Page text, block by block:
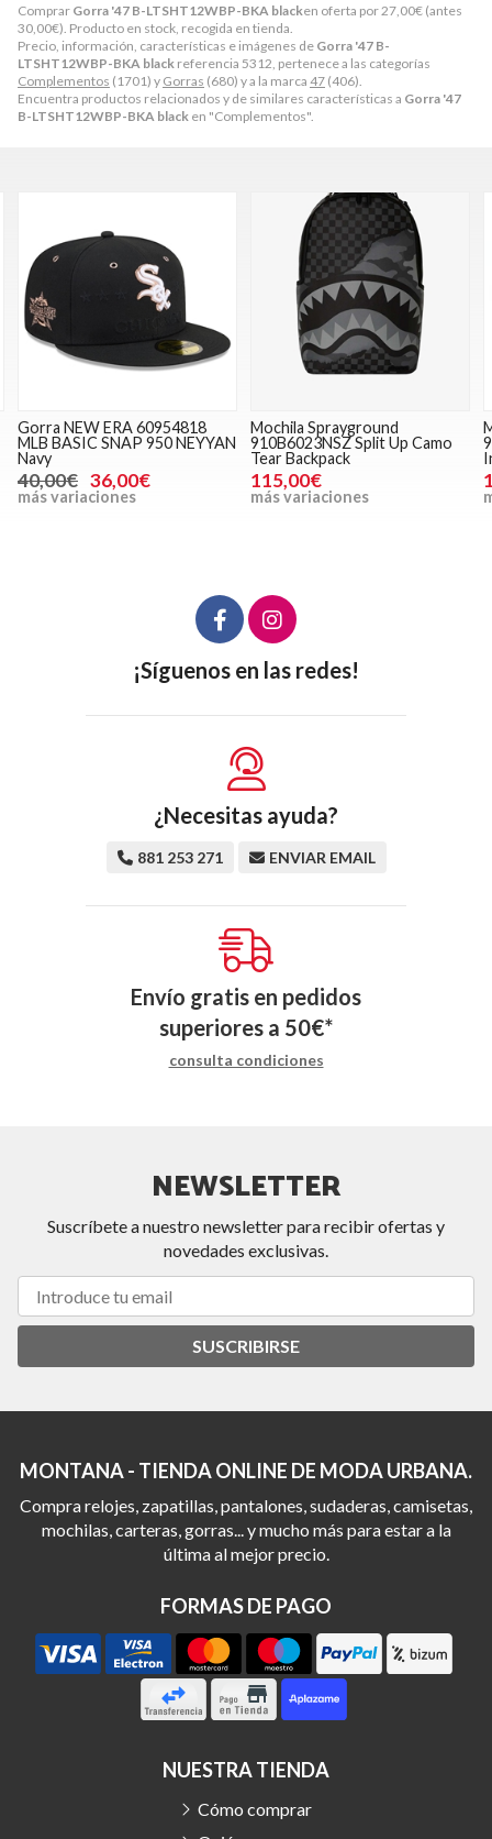
Comprar Gorra '47 B-LTSHT12WBP-BKA blacken oferta por 27,00€ (antes
30,00€). Producto en stock, recogida en tienda.
Precio, información, características e imágenes de Gorra '47 B-
LTSHT12WBP-BKA black referencia 5312, pertenece a las categorías
Complementos (1701) y Gorras (680) y a la marca 47 (406).
Encuentra productos relacionados y de similares características a Gorra '47
B-LTSHT12WBP-BKA black en "Complementos".
Gorra NEW ERA 60954818
MLB BASIC SNAP 950 NEYYAN
Navy
40,00€ 36,00€
más variaciones
Mochila Sprayground
910B6023NSZ Split Up Camo
Tear Backpack
115,00€
más variaciones
¡Síguenos en las redes!
¿Necesitas ayuda?
881 253 271 ENVIAR EMAIL
Envío gratis en pedidos
superiores a 50€*
consulta condiciones
NEWSLETTER
Suscríbete a nuestro newsletter para recibir ofertas y
novedades exclusivas.
SUSCRIBIRSE
MONTANA - TIENDA ONLINE DE MODA URBANA.
Compra relojes, zapatillas, pantalones, sudaderas, camisetas,
mochilas, carteras, gorras... y mucho más para estar a la
última al mejor precio.
FORMAS DE PAGO
NUESTRA TIENDA
Cómo comprar